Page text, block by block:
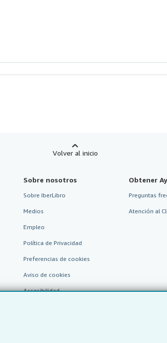
Volver al inicio
Sobre nosotros
Sobre IberLibro
Medios
Empleo
Política de Privacidad
Preferencias de cookies
Aviso de cookies
Accesibilidad
Obtener
Preguntas
Atención al